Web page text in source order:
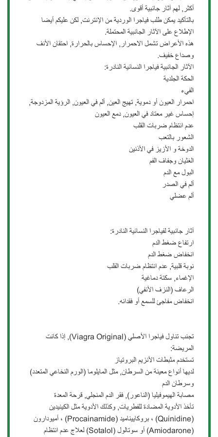
أكثر, لهم آثار جانبية أقوى.
بالتأكيد يمكن طلب فياجرا الوردية من الإنترنت, لكن عليكم أيضا
الإطلاع على الآثار الجانبية المحتملة.
هذه الأعراض تشمل الاحمرار, اﻹحساس بالحرارة, احتقان الأنف
وصداع خفيف.
الآثار الجانبية فياجرا النسائية النادرة:
الحكة الجلدية
الفيء
احمرار العيون أو دموية, تهيج العين, ألم في العيون, الرؤية المزدوجة,
إحساس غير معتاد في العيون, دمع العيون
عدم انتظام ضربات القلب
الشعور بالتعب
الدوخة و الأزيز في الأذنين
الغثيان وجفاف الفم
البول مع الدم
ألم في الصدر
ألم عضلي
آثار جانبية لفياجرا النسائية النادرة:
ارتفاع ضغط الدم
انخفاض ضغط الدم
نوبة قلبية, عدم انتظام ضربات القلب
الإغماء, سكتة دماغية
الرعاف (النزف الأنفي)
انخفاض مفاجئ للسمع أو فقدانه.
تجنب تناول فياجرا الأصلي (Viagra Original), إذا كانت
المريضة:
تستخدم مثبطات الأنزيم البروتياز
لديها أنواع معينة من السرطان, مثل المايلوما (الورم النخاعي المتعدد)
وسرطان الدم
مصابة الهيموفيليا (الناعور), فقر الدم المنجلي, قرحة المعدة
تأخذ الأدوية المضادة للفطريات, وكذلك الأدوية مثل الكينيدين
(Quinidine) ، بروكاييناميد (Procainamide) ، أميودارون
(Amiodarone) أو سوتالول (Sotalol) لعلاج عدم انتظام